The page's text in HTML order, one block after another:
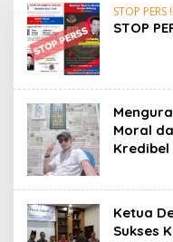
STOP PERS !!
STOP
Moral
Kredibel
Ketua
Sukses